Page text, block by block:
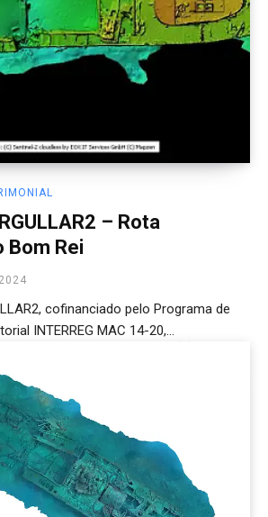
– Rota
Bom Rei
cofinanciado pelo Programa de
INTERREG MAC 14-20,...